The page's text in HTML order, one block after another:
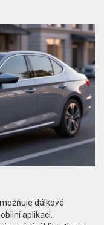
dálkové
aplikaci.